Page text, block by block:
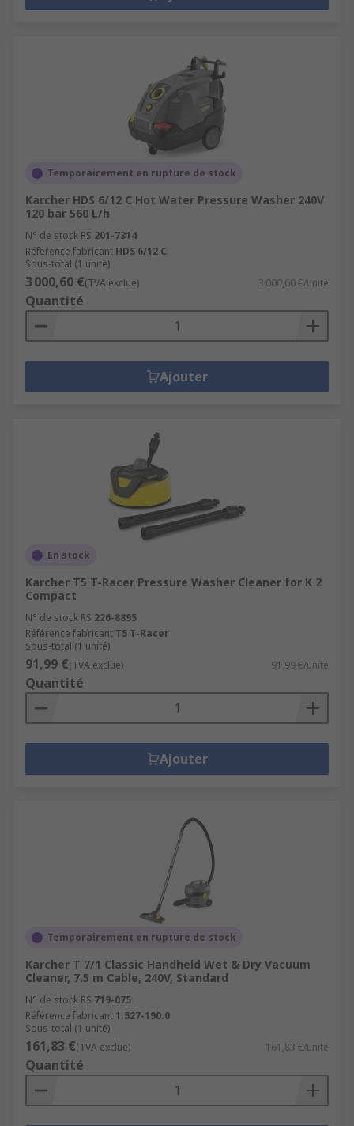
Temporairement en rupture de stock
Karcher HDS 6/12 C Hot Water Pressure Washer 240V
120 bar 560 L/h
N° de stock RS 201-7314
Référence fabricant HDS 6/12 C
Sous-total (1 unité)
3 000,60 €(TVA exclue) 3 000,60 €/unité
Quantité
Ajouter
En stock
Karcher T5 T-Racer Pressure Washer Cleaner for K 2
Compact
N° de stock RS 226-8895
Référence fabricant T5 T-Racer
Sous-total (1 unité)
91,99 €(TVA exclue) 91,99 €/unité
Quantité
Ajouter
Temporairement en rupture de stock
Karcher T 7/1 Classic Handheld Wet & Dry Vacuum
Cleaner, 7.5 m Cable, 240V, Standard
N° de stock RS 719-075
Référence fabricant 1.527-190.0
Sous-total (1 unité)
161,83 €(TVA exclue) 161,83 €/unité
Quantité